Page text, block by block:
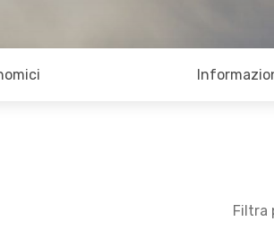
Filtra